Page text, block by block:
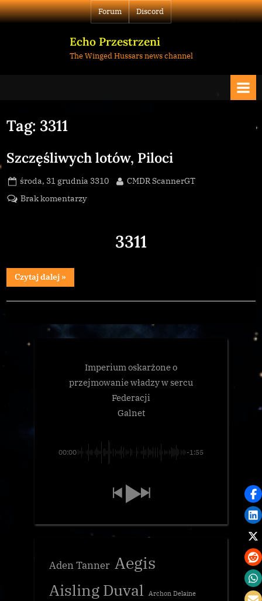
Skip
to
Forum Discord
Echo Przestrzeni
The Winged Hussars news channel
Tag: 3311
Szczęśliwych lotów, Piloci
Posted
on
środa, 31 grudnia 3310 By
CMDR ScannerGT
Brak komentarzydo
3311
Czytaj dalej“Szczęśliwych
lotów,
»
Imperium oskarżone o
przejmowanie władzy w sercu
Federacji
Galnet
00:00 -1:55
Aden Tanner Aegis
Aisling Duval Archon Delaine